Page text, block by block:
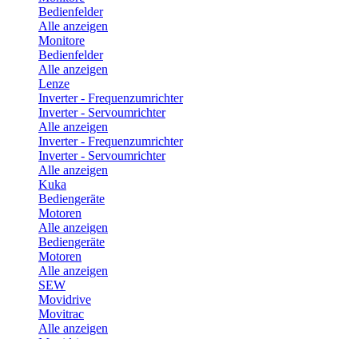
Bedienfelder
Alle anzeigen
Monitore
Bedienfelder
Alle anzeigen
Lenze
Inverter - Frequenzumrichter
Inverter - Servoumrichter
Alle anzeigen
Inverter - Frequenzumrichter
Inverter - Servoumrichter
Alle anzeigen
Kuka
Bediengeräte
Motoren
Alle anzeigen
Bediengeräte
Motoren
Alle anzeigen
SEW
Movidrive
Movitrac
Alle anzeigen